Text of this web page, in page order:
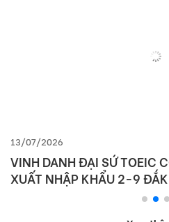
13/07/2026
VINH DANH ĐẠI SỨ TOEIC
XUẤT NHẬP KHẨU 2-9